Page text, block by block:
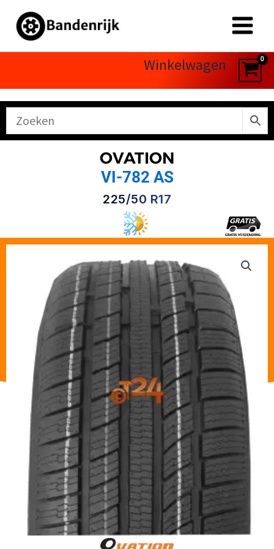
naar
Winkelwagen
OVATION
VI-782 AS
225/50 R17